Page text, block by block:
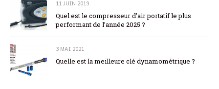
11 JUIN 2019
Quel est le compresseur d’air portatif le plus
performant de l’année 2025 ?
3 MAI 2021
Quelle est la meilleure clé dynamométrique ?